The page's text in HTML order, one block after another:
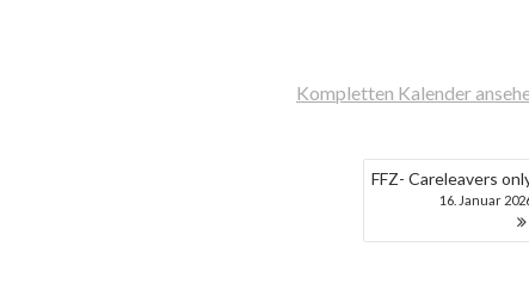
Kompletten Kalender
FFZ- Careleavers
16. Januar